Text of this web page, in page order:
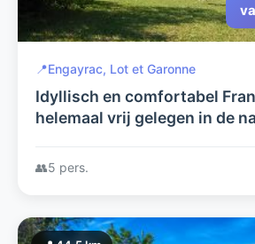
📍Engayrac, Lot et Garonne
Idyllisch en comfortabel
helemaal vrij gelegen in de
👥5 pers.